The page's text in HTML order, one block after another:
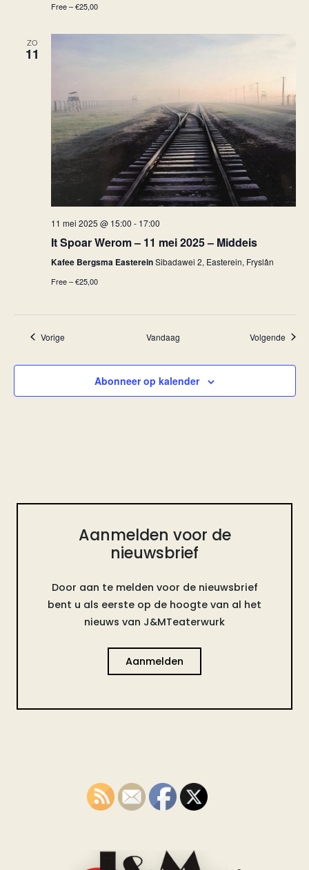
Free – €25,00
ZO
11
11 mei 2025 @ 15:00 - 17:00
It Spoar Werom – 11 mei 2025 – Middeis
Kafee Bergsma EastereinSibadawei 2, Easterein, Fryslân
Free – €25,00
VorigeEvenementen Vandaag Volgende
Abonneer op kalender
Aanmelden voor de
nieuwsbrief
Door aan te melden voor de nieuwsbrief
bent u als eerste op de hoogte van al het
nieuws van J&MTeaterwurk
Aanmelden